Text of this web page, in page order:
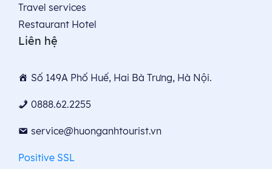
Travel services
Restaurant Hotel
Liên hệ
Số 149A Phố Huế, Hai Bà Trưng, Hà Nội.
0888.62.2255
service@huonganhtourist.vn
Positive SSL